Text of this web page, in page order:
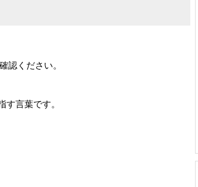
認ください。
す言葉です。